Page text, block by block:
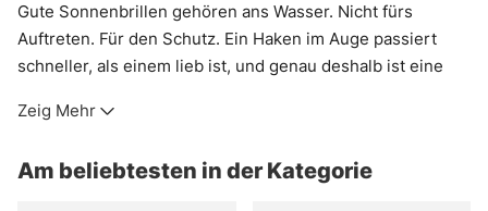
Gute Sonnenbrillen gehören ans Wasser. Nicht fürs
Auftreten. Für den Schutz. Ein Haken im Auge passiert
schneller, als einem lieb ist, und genau deshalb ist eine
Ausrüstung. Dazu kommt der UV-Schutz, der die Augen
zusätzlich Spiegelungen auf der Oberfläche bändigen will,
Zeig Mehr
Am beliebtesten in der Kategorie